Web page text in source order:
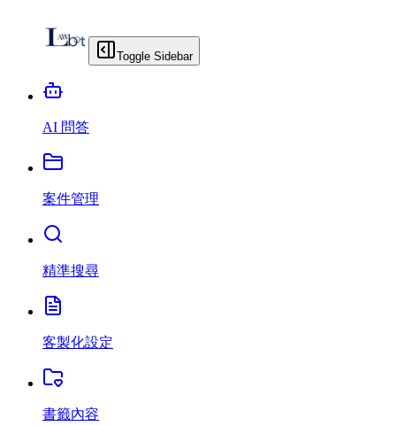
Toggle Sidebar
AI 問答
案件管理
精準搜尋
客製化設定
書籤內容